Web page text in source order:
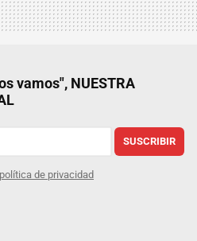
vamos", NUESTRA
SUSCRIBIR
política de privacidad